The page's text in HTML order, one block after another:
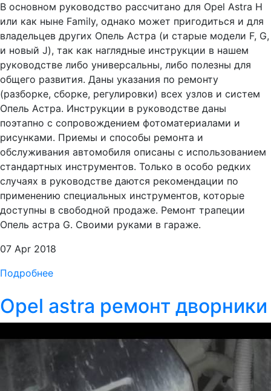
В основном руководство рассчитано для Opel Astra H
или как ныне Family, однако может пригодиться и для
владельцев других Опель Астра (и старые модели F, G,
и новый J), так как наглядные инструкции в нашем
руководстве либо универсальны, либо полезны для
общего развития. Даны указания по ремонту
(разборке, сборке, регулировки) всех узлов и систем
Опель Астра. Инструкции в руководстве даны
поэтапно с сопровождением фотоматериалами и
рисунками. Приемы и способы ремонта и
обслуживания автомобиля описаны с использованием
стандартных инструментов. Только в особо редких
случаях в руководстве даются рекомендации по
применению специальных инструментов, которые
доступны в свободной продаже. Ремонт трапеции
Опель астра G. Своими руками в гараже.
07 Apr 2018
Подробнее
Opel astra ремонт дворники